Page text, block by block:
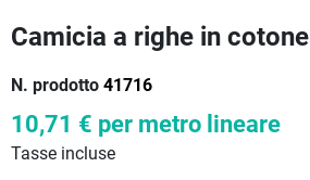
Camicia a righe in cotone
N. prodotto 41716
10,71 € per metro lineare
Tasse incluse